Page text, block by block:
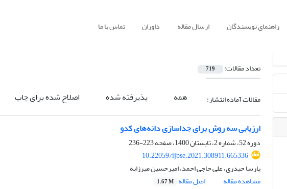
راهنمای نویسندگان ارسال مقاله داوران تماس با ما
تعداد مقالات: 719
مقالات آماده انتشار: همه پذیرفته شده اصلاح شده برای چاپ
ارزیابی سه روش برای جداسازی دانه‌های کدو
دوره 52، شماره 2، تابستان 1400، صفحه
223-236
10.22059/ijbse.2021.308911.665336
پارسا حیدری، علی حاجی احمد، امیرحسین میرزابه
مشاهده مقاله
اصل مقاله 1.67 M